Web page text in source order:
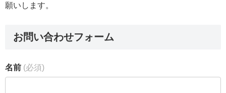
願いします。
お問い合わせフォーム
名前 (必須)